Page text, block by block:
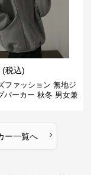
(税込)
ファッション 無地ジ
パーカー 秋冬 男女兼
ー一覧へ ›